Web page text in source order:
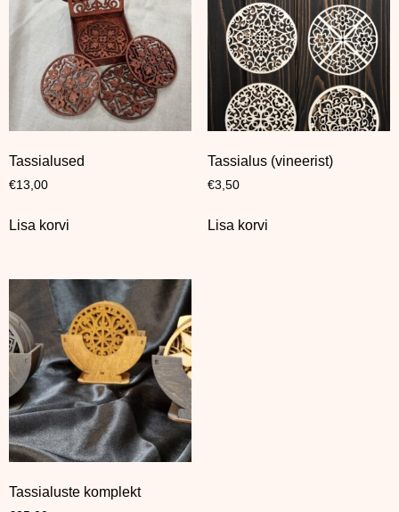
Tassialused
€13,00
Lisa korvi
Tassialus (vineerist)
€3,50
Lisa korvi
Tassialuste komplekt